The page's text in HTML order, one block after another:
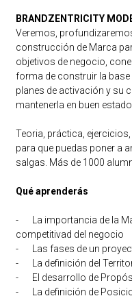
BRANDZENTRICITY
Veremos,
construcción de Marca
objetivos de negocio,
forma de construir la base
planes de activación y su
mantenerla en buen estado
Teoria, práctica,
para que puedas poner a
salgas. Más de 1000
Qué aprenderás
-
La importancia de la
competitivad del negocio
-
Las fases de un
-
La definición del
-
El desarrollo de
-
La definición de